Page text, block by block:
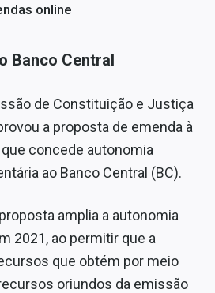
online
Banco Central
de Constituição e Justiça
a proposta de emenda à
concede autonomia
ao Banco Central (BC).
amplia a autonomia
2021, ao permitir que a
que obtém por meio
oriundos da emissão